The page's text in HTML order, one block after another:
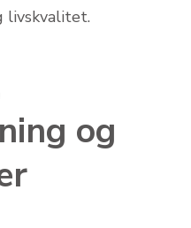
livskvalitet.
og